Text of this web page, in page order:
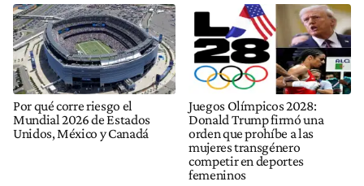
Por qué corre riesgo el
Mundial 2026 de Estados
Unidos, México y Canadá
Juegos Olímpicos 2028:
Donald Trump firmó una
orden que prohíbe a las
mujeres transgénero
competir en deportes
femeninos